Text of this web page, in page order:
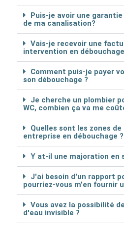
Puis-je avoir une
de ma canalisation?
Vais-je recevoir une
intervention en
Comment puis-je payer
son débouchage ?
Je cherche un plombier
WC, combien ça va me
Quelles sont les zones
entreprise en débouchage ?
Y at-il une majoration en
J'ai besoin d'un rapport
pourriez-vous m'en fournir
Vous avez la possibilité
d'eau invisible ?